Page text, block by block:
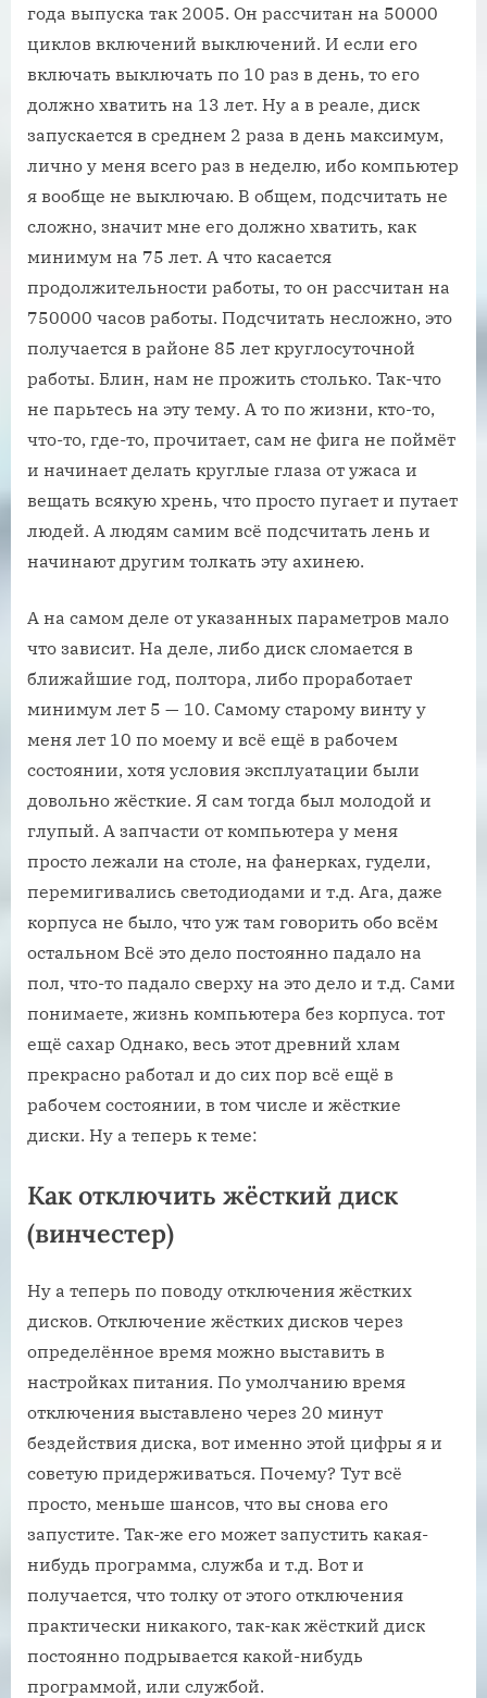
года выпуска так 2005. Он рассчитан на 50000
циклов включений выключений. И если его
включать выключать по 10 раз в день, то его
должно хватить на 13 лет. Ну а в реале, диск
запускается в среднем 2 раза в день максимум,
лично у меня всего раз в неделю, ибо компьютер
я вообще не выключаю. В общем, подсчитать не
сложно, значит мне его должно хватить, как
минимум на 75 лет. А что касается
продолжительности работы, то он рассчитан на
750000 часов работы. Подсчитать несложно, это
получается в районе 85 лет круглосуточной
работы. Блин, нам не прожить столько. Так-что
не парьтесь на эту тему. А то по жизни, кто-то,
что-то, где-то, прочитает, сам не фига не поймёт
и начинает делать круглые глаза от ужаса и
вещать всякую хрень, что просто пугает и путает
людей. А людям самим всё подсчитать лень и
начинают другим толкать эту ахинею.
А на самом деле от указанных параметров мало
что зависит. На деле, либо диск сломается в
ближайшие год, полтора, либо проработает
минимум лет 5 — 10. Самому старому винту у
меня лет 10 по моему и всё ещё в рабочем
состоянии, хотя условия эксплуатации были
довольно жёсткие. Я сам тогда был молодой и
глупый. А запчасти от компьютера у меня
просто лежали на столе, на фанерках, гудели,
перемигивались светодиодами и т.д. Ага, даже
корпуса не было, что уж там говорить обо всём
остальном Всё это дело постоянно падало на
пол, что-то падало сверху на это дело и т.д. Сами
понимаете, жизнь компьютера без корпуса. тот
ещё сахар Однако, весь этот древний хлам
прекрасно работал и до сих пор всё ещё в
рабочем состоянии, в том числе и жёсткие
диски. Ну а теперь к теме:
Как отключить жёсткий диск
(винчестер)
Ну а теперь по поводу отключения жёстких
дисков. Отключение жёстких дисков через
определённое время можно выставить в
настройках питания. По умолчанию время
отключения выставлено через 20 минут
бездействия диска, вот именно этой цифры я и
советую придерживаться. Почему? Тут всё
просто, меньше шансов, что вы снова его
запустите. Так-же его может запустить какая-
нибудь программа, служба и т.д. Вот и
получается, что толку от этого отключения
практически никакого, так-как жёсткий диск
постоянно подрывается какой-нибудь
программой, или службой.